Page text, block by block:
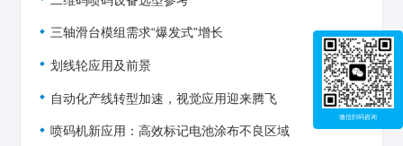
三轴滑台模组需求“爆发式”增长
划线轮应用及前景
自动化产线转型加速，视觉应用迎来腾飞
喷码机新应用：高效标记电池涂布不良区域
微信扫码咨询